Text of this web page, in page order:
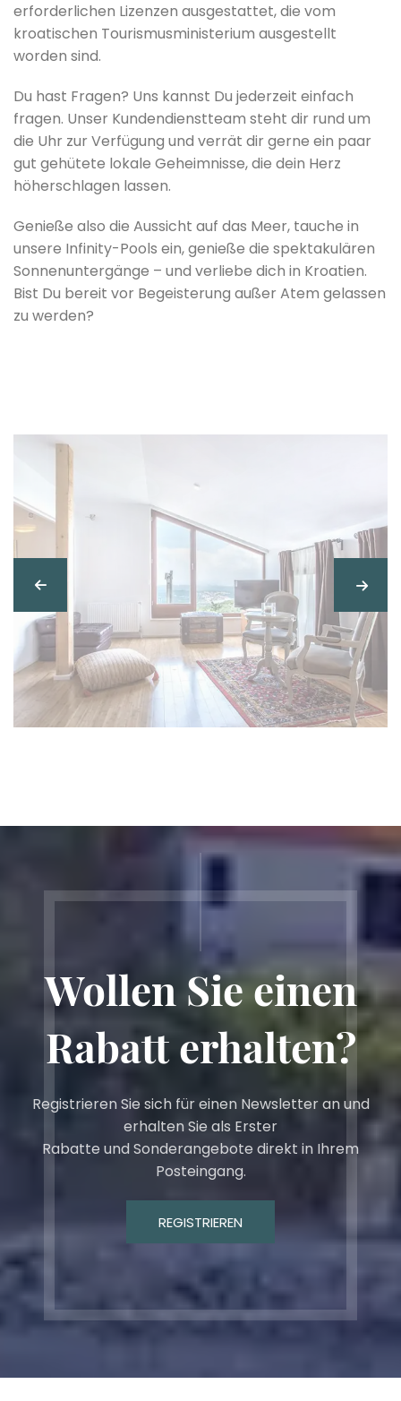
erforderlichen Lizenzen ausgestattet, die vom
kroatischen Tourismusministerium ausgestellt
worden sind.
Du hast Fragen? Uns kannst Du jederzeit einfach
fragen. Unser Kundendienstteam steht dir rund um
die Uhr zur Verfügung und verrät dir gerne ein paar
gut gehütete lokale Geheimnisse, die dein Herz
höherschlagen lassen.
Genieße also die Aussicht auf das Meer, tauche in
unsere Infinity-Pools ein, genieße die spektakulären
Sonnenuntergänge – und verliebe dich in Kroatien.
Bist Du bereit vor Begeisterung außer Atem gelassen
zu werden?
Wollen Sieeinen
Rabatt erhalten?
Registrieren Sie sich für einen Newsletter an und
erhalten Sie als Erster
Rabatte und Sonderangebote direkt in Ihrem
Posteingang.
REGISTRIEREN